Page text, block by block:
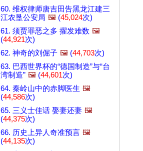
60. 维权律师唐吉田告黑龙江建三
江农垦公安局 🖼️ (45,024次)
61. 须贾罪恶之多 擢发难数 🖼️
(44,921次)
62. 神奇的刘倔子 🖼️ (44,703次)
63. 巴西世界杯的“德国制造”与“台
湾制造” 🖼️ (44,601次)
64. 秦岭山中的赤脚医生 🖼️
(44,586次)
65. 三义士佳话 娶妻还妻 🖼️
(44,375次)
66. 历史上异人奇准预言 🖼️
(44,135次)